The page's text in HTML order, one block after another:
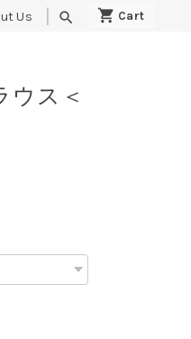
Us search
ウス＜